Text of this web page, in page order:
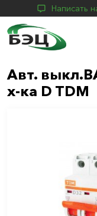
Написать
Авт.
х-ка D TDM